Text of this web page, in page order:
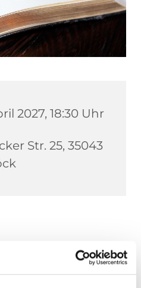
2027, 18:30 Uhr
Str. 25, 35043